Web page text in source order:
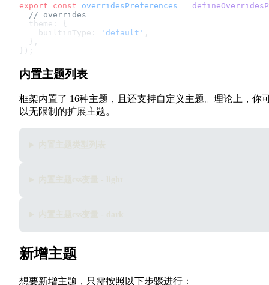
export const overridesPreferences =
  // overrides
  theme: {
    builtinType:
'default' ,
  },
});
内置主题列表
框架内置了 16种主题，且还支持自定义主题。理论上，你
以无限制的扩展主题。
新增主题
想要新增主题，只需按照以下步骤进行：